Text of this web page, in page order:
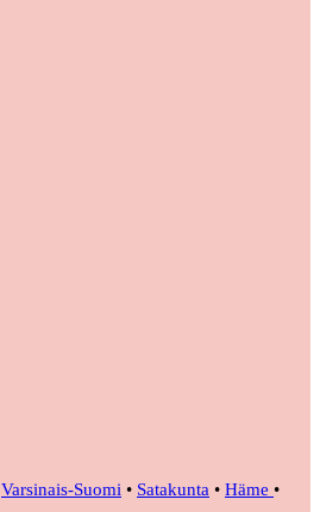
Varsinais-Suomi • Satakunta • Häme •